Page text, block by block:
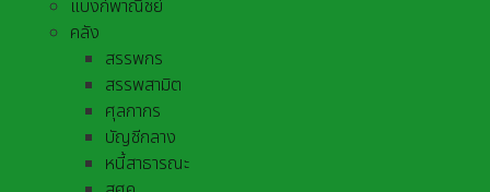
แบงก์พาณิชย์
คลัง
สรรพกร
สรรพสามิต
ศุลกากร
บัญชีกลาง
หนี้สาธารณะ